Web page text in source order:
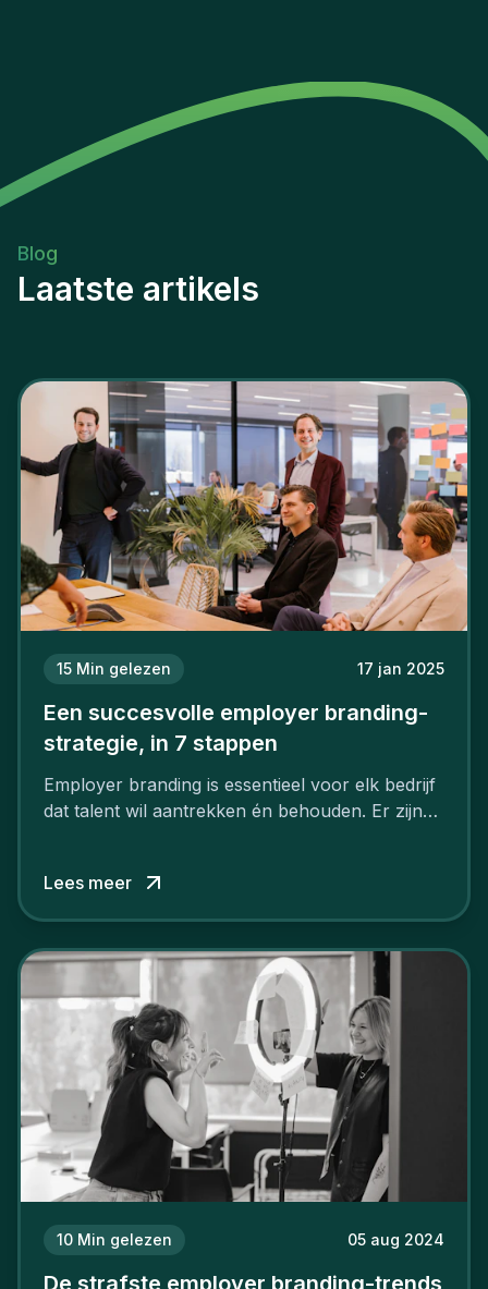
Blog
Laatste artikels
15 Min gelezen 17 jan 2025
Een succesvolle employer branding-
strategie, in 7 stappen
Employer branding is essentieel voor elk bedrijf
dat talent wil aantrekken én behouden. Er zijn
niet van vandaag op morgen. Hoe pak je dat
aan, starten met employer branding?
Lees meer
10 Min gelezen 05 aug 2024
De strafste employer branding-trends